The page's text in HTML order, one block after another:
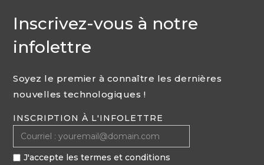
Inscrivez-vous à notre
infolettre
Soyez le premier à connaître les dernières
nouvelles technologiques !
INSCRIPTION À L'INFOLETTRE
J'accepte les termes et conditions